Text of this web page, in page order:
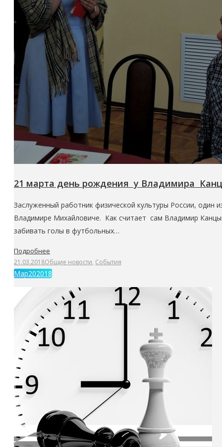
21 марта день рождения у Владимира
Заслуженный работник физической культуры России,
Владимире Михайловиче. Как считает сам Владимир
забивать голы в футбольных…
Подробнее
21.03.2018Общие новости, События
Мар202018